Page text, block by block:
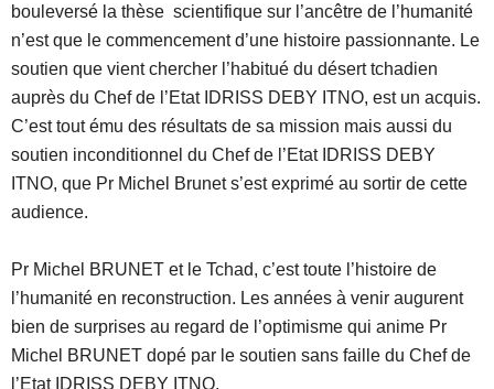
bouleversé la thèse scientifique sur l’ancêtre de l’humanité
n’est que le commencement d’une histoire passionnante. Le
soutien que vient chercher l’habitué du désert tchadien
auprès du Chef de l’Etat IDRISS DEBY ITNO, est un acquis.
C’est tout ému des résultats de sa mission mais aussi du
soutien inconditionnel du Chef de l’Etat IDRISS DEBY
ITNO, que Pr Michel Brunet s’est exprimé au sortir de cette
audience.
Pr Michel BRUNET et le Tchad, c’est toute l’histoire de
l’humanité en reconstruction. Les années à venir augurent
bien de surprises au regard de l’optimisme qui anime Pr
Michel BRUNET dopé par le soutien sans faille du Chef de
l’Etat IDRISS DEBY ITNO.